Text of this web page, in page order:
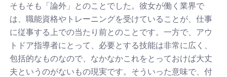
そもそも「論外」とのことでした。彼女が働く業界で
は、職能資格やトレーニングを受けていることが、仕事
に従事する上での当たり前とのことです。一方で、アウ
トドア指導者にとって、必要とする技能は非常に広く、
包括的なものなので、なかなかこれをとっておけば大丈
夫というのがないもの現実です。そういった意味で、付